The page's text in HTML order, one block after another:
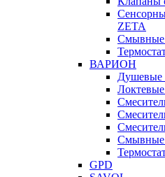
ZETA
Смывные
ВАРИОН
Душевые
Смывные
GPD